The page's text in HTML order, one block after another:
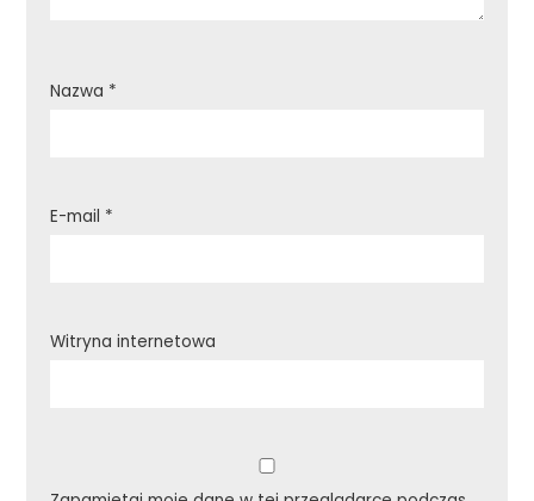
Nazwa *
E-mail *
Witryna internetowa